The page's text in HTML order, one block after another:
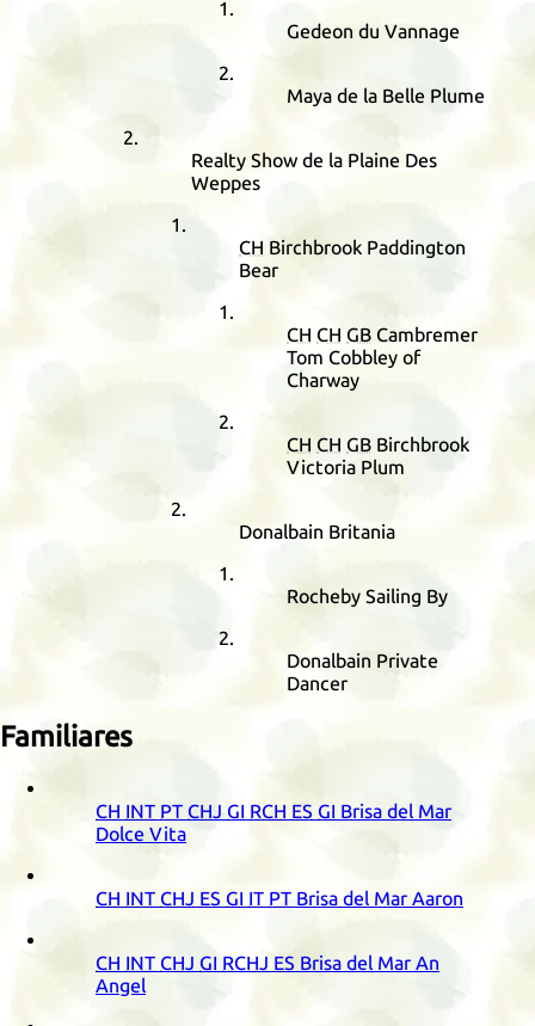
Gedeon du Vannage
Maya de la Belle Plume
Realty Show de la Plaine Des
Weppes
CH Birchbrook Paddington
Bear
CH CH GB Cambremer
Tom Cobbley of
Charway
CH CH GB Birchbrook
Victoria Plum
Donalbain Britania
Rocheby Sailing By
Donalbain Private
Dancer
Familiares
CH INT PT CHJ GI RCH ES GI Brisa del Mar
Dolce Vita
CH INT CHJ ES GI IT PT Brisa del Mar Aaron
CH INT CHJ GI RCHJ ES Brisa del Mar An
Angel